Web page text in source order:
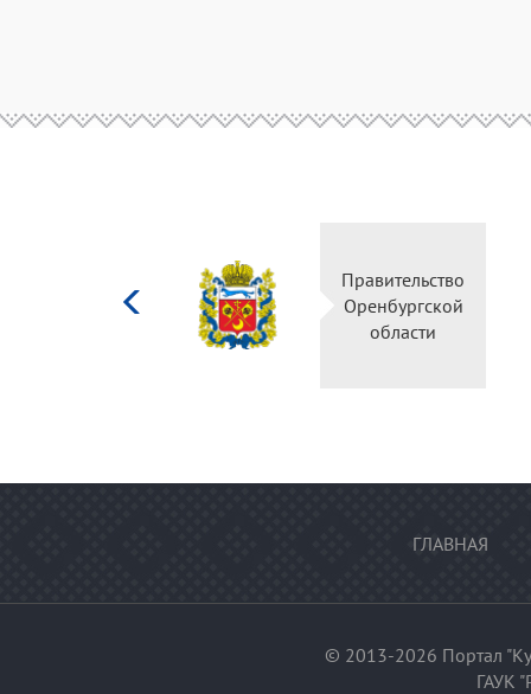
Министерство
культуры
Российской
федерации
ГЛАВНАЯ
© 2013-2026 Портал
ГАУК